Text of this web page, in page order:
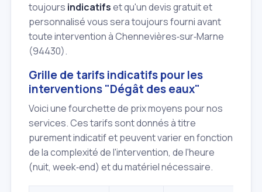
toujours indicatifset qu'un devis gratuit et
personnalisé vous sera toujours fourni avant
toute intervention à Chennevières‑sur‑Marne
(94430).
Grille de tarifs indicatifs pour les
interventions "Dégât des eaux"
Voici une fourchette de prix moyens pour nos
services. Ces tarifs sont donnés à titre
purement indicatif et peuvent varier en fonction
de la complexité de l'intervention, de l'heure
(nuit, week‑end) et du matériel nécessaire.